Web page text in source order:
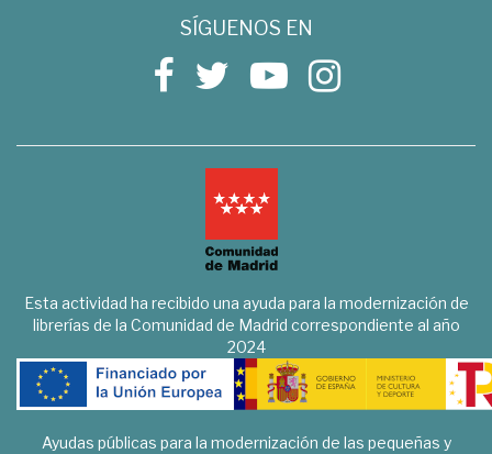
SÍGUENOS EN
Esta actividad ha recibido una ayuda para la modernización de
librerías de la Comunidad de Madrid correspondiente al año
2024
Ayudas públicas para la modernización de las pequeñas y